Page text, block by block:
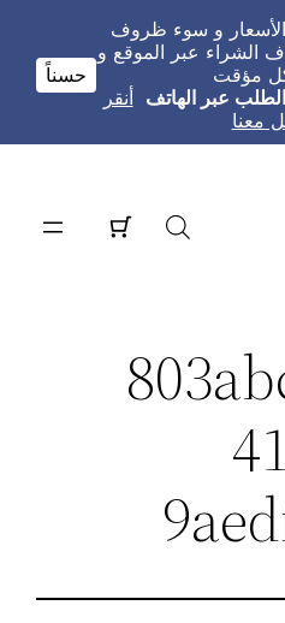
الأسعار و سوء ظروف
الشراء عبر الموقع و
مؤقت
عبر الهاتف أنقر
معنا
حسناً